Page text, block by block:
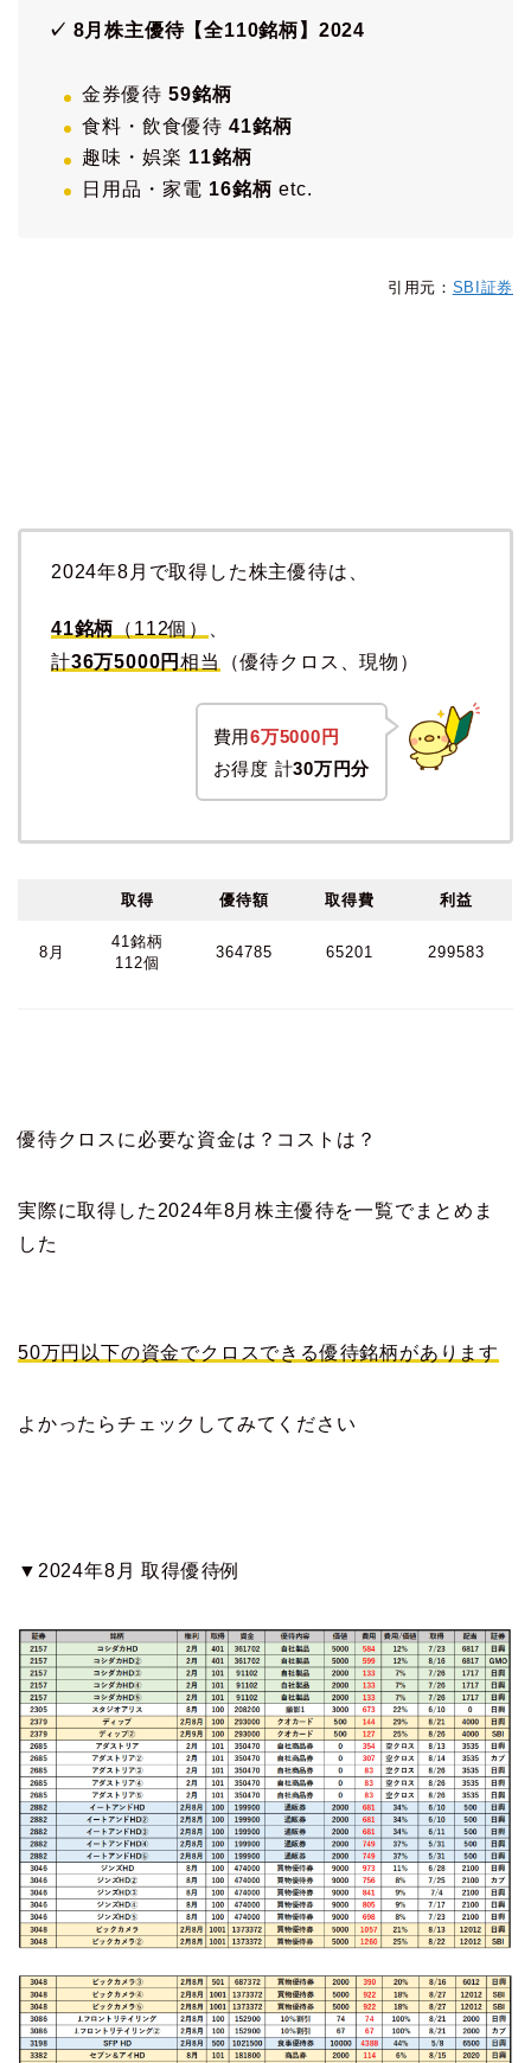
✓ 8月株主優待【全110銘柄】2024
金券優待 59銘柄
食料・飲食優待 41銘柄
趣味・娯楽 11銘柄
日用品・家電 16銘柄 etc.
引用元： SBI証券
2024年8月で取得した株主優待は、
41銘柄 （112個）
計36万5000円相当 （優待クロス、現物）
費用6万5000円
お得度 計30万円分
取得 優待額 取得費 利益
8月
41銘柄
112個
364785 65201 299583
優待クロスに必要な資金は？コストは？
実際に取得した2024年8月株主優待を一覧でまとめま
した
50万円以下の資金でクロスできる優待銘柄があります
よかったらチェックしてみてください
▼2024年8月 取得優待例